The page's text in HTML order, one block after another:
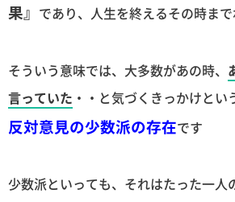
果』 であり、人生を終えるその時ま
そういう意味では、大多数があの時、
言っていた ・・と気づくきっかけとい
反対意見の少数派の存在です
少数派といっても、それはたった一人